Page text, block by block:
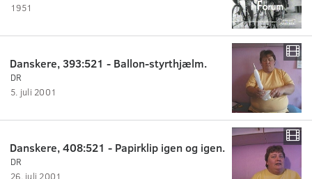
1951
Danskere, 393:521 - Ballon-styrthjælm.
DR
5. juli 2001
Danskere, 408:521 - Papirklip igen og igen.
DR
26. juli 2001